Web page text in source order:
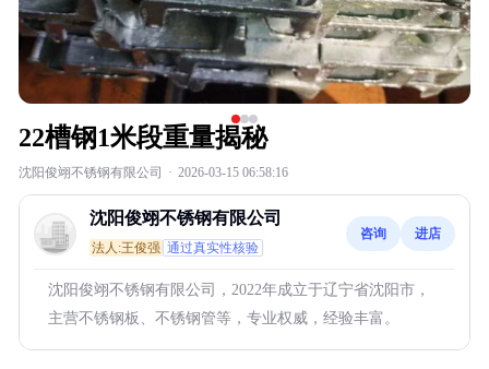
22槽钢1米段重量揭秘
沈阳俊翊不锈钢有限公司 · 2026-03-15 06:58:16
沈阳俊翊不锈钢有限公司
法人:王俊强 通过真实性核验
咨询 进店
沈阳俊翊不锈钢有限公司，2022年成立于辽宁省沈阳市，
主营不锈钢板、不锈钢管等，专业权威，经验丰富。